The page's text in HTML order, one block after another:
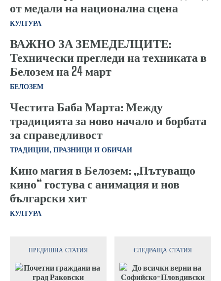
от медали на национална сцена
КУЛТУРА
ВАЖНО ЗА ЗЕМЕДЕЛЦИТЕ:
Технически прегледи на техниката в
Белозем на 24 март
БЕЛОЗЕМ
Честита Баба Марта: Между
традицията за ново начало и борбата
за справедливост
ТРАДИЦИИ, ПРАЗНИЦИ И ОБИЧАИ
Кино магия в Белозем: „Пътуващо
кино“ гостува с анимация и нов
български хит
КУЛТУРА
ПРЕДИШНА СТАТИЯ СЛЕДВАЩА СТАТИЯ